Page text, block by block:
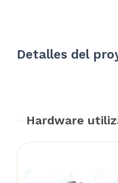
Detalles del
Hardware